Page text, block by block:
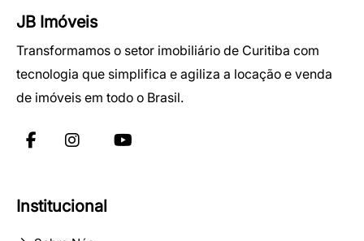
JB Imóveis
Transformamos o setor imobiliário de Curitiba com
tecnologia que simplifica e agiliza a locação e venda
de imóveis em todo o Brasil.
Institucional